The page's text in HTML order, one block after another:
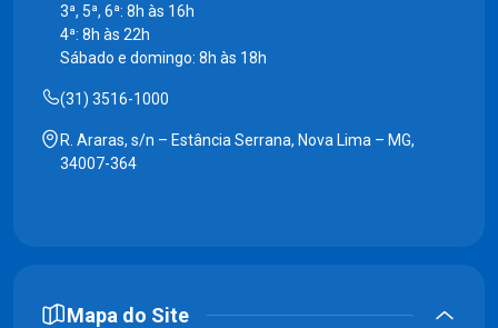
3ª, 5ª, 6ª: 8h às 16h
4ª: 8h às 22h
Sábado e domingo: 8h às 18h
(31) 3516-1000
R. Araras, s/n – Estância Serrana, Nova Lima – MG,
34007-364
Mapa do Site